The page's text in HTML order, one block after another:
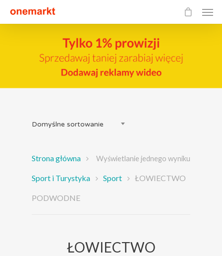
Domyślne sortowanie
Wyświetlanie jednego wyniku
Strona główna
Sport i Turystyka Sport ŁOWIECTWO
PODWODNE
ŁOWIECTWO